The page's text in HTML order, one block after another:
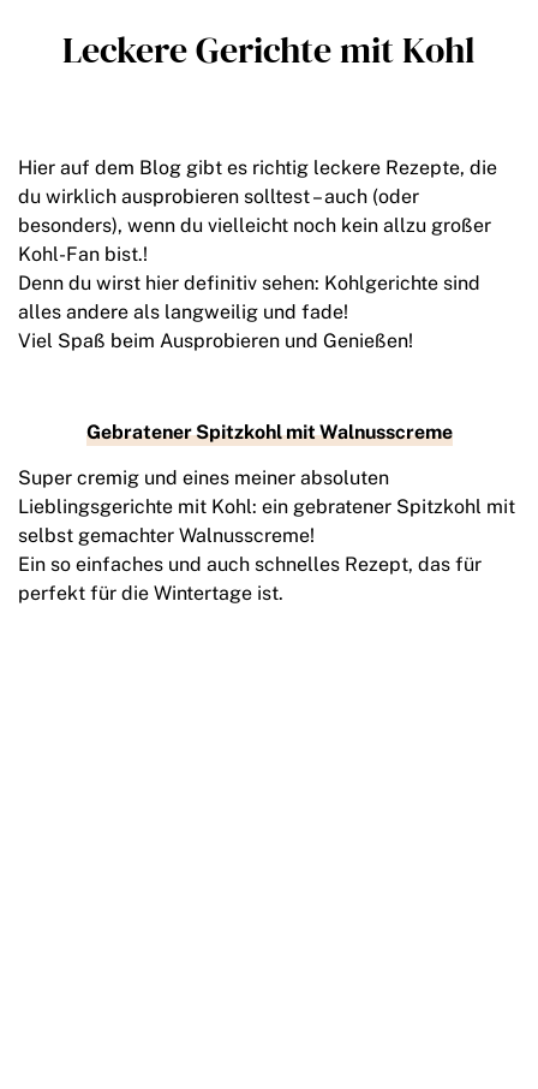
Leckere Gerichte mit Kohl
Hier auf dem Blog gibt es richtig leckere Rezepte, die
du wirklich ausprobieren solltest – auch (oder
besonders), wenn du vielleicht noch kein allzu großer
Kohl-Fan bist.!
Denn du wirst hier definitiv sehen: Kohlgerichte sind
alles andere als langweilig und fade!
Viel Spaß beim Ausprobieren und Genießen!
Gebratener Spitzkohl mit Walnusscreme
Super cremig und eines meiner absoluten
Lieblingsgerichte mit Kohl: ein gebratener Spitzkohl mit
selbst gemachter Walnusscreme!
Ein so einfaches und auch schnelles Rezept, das für
perfekt für die Wintertage ist.